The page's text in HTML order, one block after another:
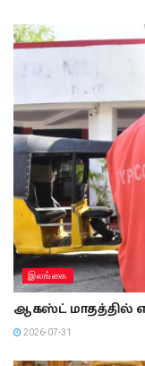
இலங்கை
ஆகஸ்ட் மாதத்தில்
2026-07-31